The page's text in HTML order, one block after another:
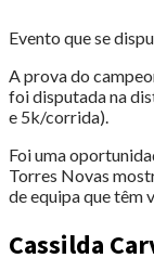
Evento que se
A prova do
foi disputada na
e 5k/corrida).
Foi uma
Torres Novas
de equipa que têm
Cassilda